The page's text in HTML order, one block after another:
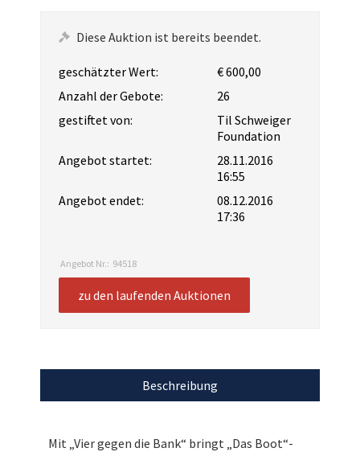
Diese Auktion ist bereits beendet.
geschätzter Wert:
€ 600,00
Anzahl der Gebote:
26
gestiftet von:
Til Schweiger
Foundation
Angebot startet:
28.11.2016
16:55
Angebot endet:
08.12.2016
17:36
Angebot Nr.: 94518
zu den laufenden Auktionen
Beschreibung
Mit „Vier gegen die Bank“ bringt „Das Boot“-